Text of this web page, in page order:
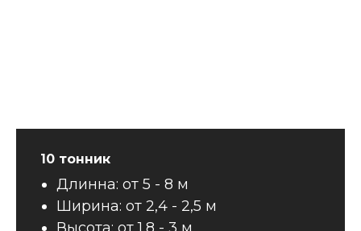
10 тонник
Длинна: от 5 - 8 м
Ширина: от 2,4 - 2,5 м